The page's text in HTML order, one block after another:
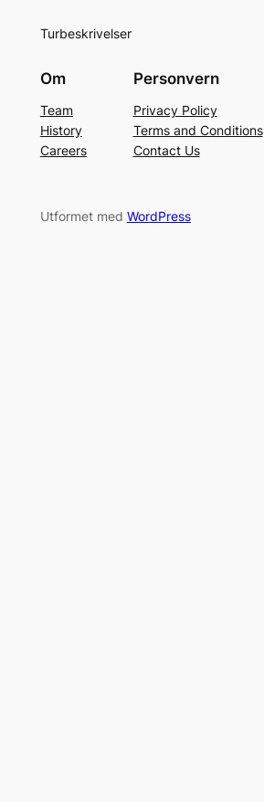
Turbeskrivelser
Om
Team
History
Careers
Personvern
Privacy Policy
Terms and Conditions
Contact Us
Utformet med WordPress